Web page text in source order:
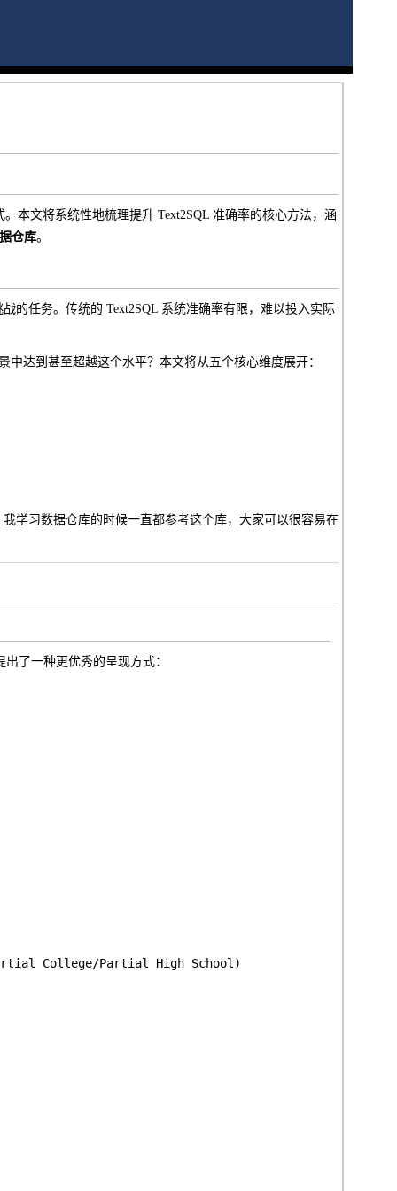
本文将系统性地梳理提升 Text2SQL 准确率的核心方法，涵
仓库。
的任务。传统的 Text2SQL 系统准确率有限，难以投入实际
达到甚至超越这个水平？本文将从五个核心维度展开：
学习数据仓库的时候一直都参考这个库，大家可以很容易在
了一种更优秀的呈现方式：
College/Partial High School)